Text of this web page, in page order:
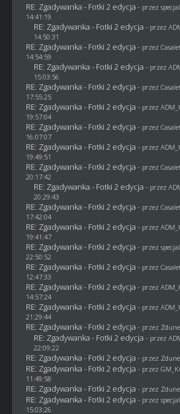
RE: Zgadywanka - Fotki 2 edycja - przez
14:41:19
RE: Zgadywanka - Fotki 2 edycja - przez
14:50:31
RE: Zgadywanka - Fotki 2 edycja - przez
14:54:59
RE: Zgadywanka - Fotki 2 edycja - przez
15:03:56
RE: Zgadywanka - Fotki 2 edycja - przez
17:55:25
RE: Zgadywanka - Fotki 2 edycja - przez
19:57:04
RE: Zgadywanka - Fotki 2 edycja - przez
16:07:07
RE: Zgadywanka - Fotki 2 edycja - przez
19:49:51
RE: Zgadywanka - Fotki 2 edycja - przez
20:17:42
RE: Zgadywanka - Fotki 2 edycja - przez
20:29:43
RE: Zgadywanka - Fotki 2 edycja - przez
17:42:04
RE: Zgadywanka - Fotki 2 edycja - przez
19:41:47
RE: Zgadywanka - Fotki 2 edycja - przez
22:50:52
RE: Zgadywanka - Fotki 2 edycja - przez
12:47:33
RE: Zgadywanka - Fotki 2 edycja - przez
14:57:24
RE: Zgadywanka - Fotki 2 edycja - przez
21:29:44
RE: Zgadywanka - Fotki 2 edycja - przez
RE: Zgadywanka - Fotki 2 edycja - przez
22:09:22
RE: Zgadywanka - Fotki 2 edycja - przez
RE: Zgadywanka - Fotki 2 edycja - przez
11:49:58
RE: Zgadywanka - Fotki 2 edycja - przez
RE: Zgadywanka - Fotki 2 edycja - przez
15:03:26